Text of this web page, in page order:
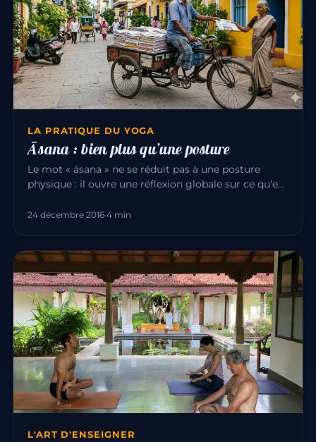
LA PRATIQUE DU YOGA
Āsana : bien plus qu’une posture
Le mot « āsana » ne se réduit pas à une posture
physique : il ouvre une réflexion globale sur ce qu’est
24 décembre 2016·4 min
L'ART D'ENSEIGNER